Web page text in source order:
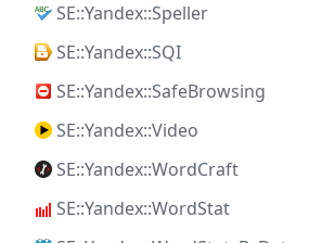
SE::Yandex::Speller
SE::Yandex::SQI
SE::Yandex::SafeBrowsing
SE::Yandex::Video
SE::Yandex::WordCraft
SE::Yandex::WordStat